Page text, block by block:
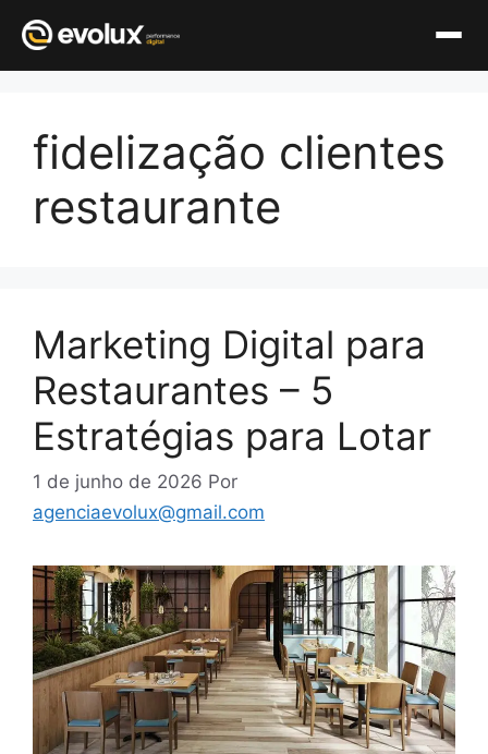
conteúdo
fidelização clientes
restaurante
Marketing Digital para
Restaurantes – 5
Estratégias para Lotar
1 de junho de 2026 Por
agenciaevolux@gmail.com